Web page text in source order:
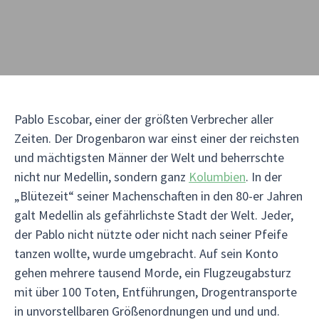
Pablo Escobar, einer der größten Verbrecher aller
Zeiten. Der Drogenbaron war einst einer der reichsten
und mächtigsten Männer der Welt und beherrschte
nicht nur Medellin, sondern ganz Kolumbien. In der
„Blütezeit“ seiner Machenschaften in den 80-er Jahren
galt Medellin als gefährlichste Stadt der Welt. Jeder,
der Pablo nicht nützte oder nicht nach seiner Pfeife
tanzen wollte, wurde umgebracht. Auf sein Konto
gehen mehrere tausend Morde, ein Flugzeugabsturz
mit über 100 Toten, Entführungen, Drogentransporte
in unvorstellbaren Größenordnungen und und und.